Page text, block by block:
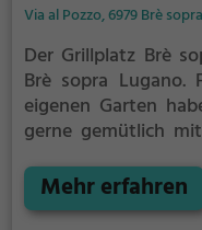
Via al Pozzo, 6979 Brè
Der Grillplatz Brè
Brè sopra Lugano.
eigenen Garten
gerne gemütlich
Lösung. Gegrillt wird
Mehr erfahren